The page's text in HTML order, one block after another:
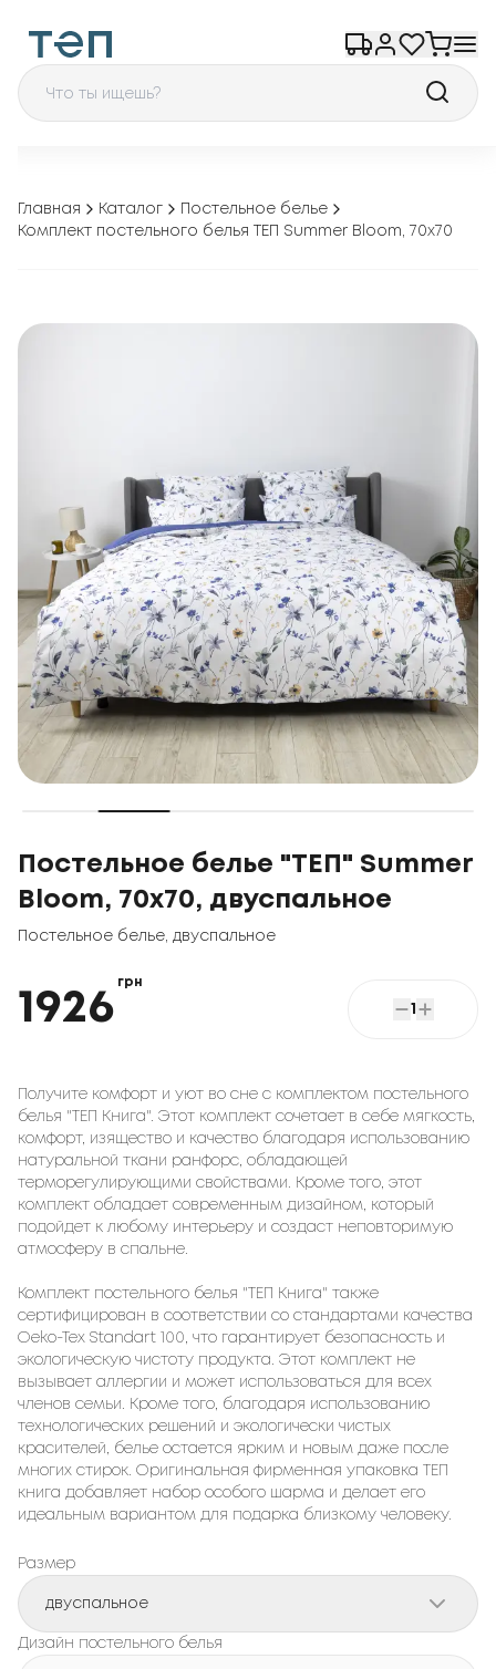
Главная Каталог
Постельное белье
Комплект постельного белья ТЕП Summer Bloom, 70x70
Постельное белье "ТЕП" Summer
Bloom, 70x70, двуспальное
Постельное белье двуспальное
1926
грн
1
Получите комфорт и уют во сне с комплектом постельного
белья "ТЕП Книга". Этот комплект сочетает в себе мягкость,
комфорт, изящество и качество благодаря использованию
натуральной ткани ранфорс, обладающей
терморегулирующими свойствами. Кроме того, этот
комплект обладает современным дизайном, который
подойдет к любому интерьеру и создаст неповторимую
атмосферу в спальне.
Комплект постельного белья "ТЕП Книга" также
сертифицирован в соответствии со стандартами качества
Oeko-Tex Standart 100, что гарантирует безопасность и
экологическую чистоту продукта. Этот комплект не
вызывает аллергии и может использоваться для всех
членов семьи. Кроме того, благодаря использованию
технологических решений и экологически чистых
красителей, белье остается ярким и новым даже после
многих стирок. Оригинальная фирменная упаковка ТЕП
книга добавляет набор особого шарма и делает его
идеальным вариантом для подарка близкому человеку.
Размер
двуспальное
Дизайн постельного белья